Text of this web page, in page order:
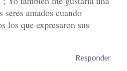
seres amados cuando
los que expresaron sus
Responder